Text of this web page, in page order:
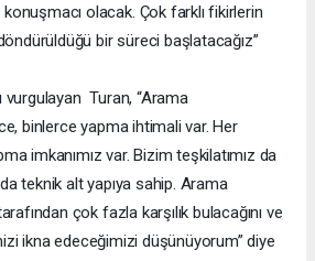
olacak. Çok farklı fikirlerin
bir süreci başlatacağız”
vurgulayan Turan, “Arama
binlerce yapma ihtimali var. Her
imkanımız var. Bizim teşkilatımız da
teknik alt yapıya sahip. Arama
çok fazla karşılık bulacağını ve
ikna edeceğimizi düşünüyorum” diye